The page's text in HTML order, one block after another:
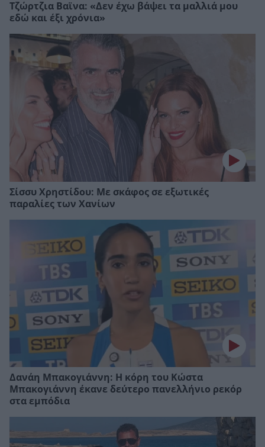
Τζώρτζια Βαϊνα: «Δεν έχω βάψει τα μαλλιά μου
εδώ και έξι χρόνια»
Σίσσυ Χρηστίδου: Με σκάφος σε εξωτικές
παραλίες των Χανίων
Δανάη Μπακογιάννη: Η κόρη του Κώστα
Μπακογιάννη έκανε δεύτερο πανελλήνιο ρεκόρ
στα εμπόδια